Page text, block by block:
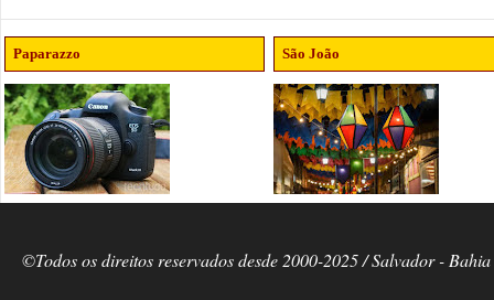
Paparazzo São João
©Todos os direitos reservados desde 2000-2025 / Salvador -